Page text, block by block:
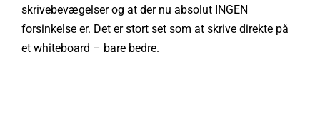
skrivebevægelser og at der nu absolut INGEN
forsinkelse er. Det er stort set som at skrive direkte på
et whiteboard – bare bedre.